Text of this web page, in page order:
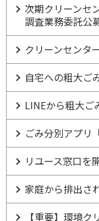
次期クリーンセ
調査業務委託公
クリーンセンタ
自宅への粗大ご
LINEから粗大ご
ごみ分別アプリ
リユース窓口を
家庭から排出さ
【重要】環境